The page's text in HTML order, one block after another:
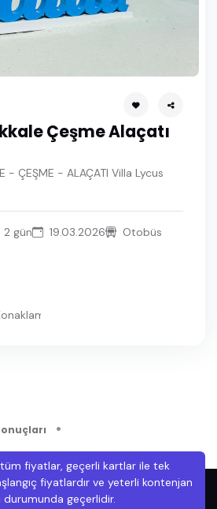
Çeşme Alaçatı
- ÇEŞME - ALAÇATI Villa Lycus
2 gün 19.03.2026 Otobüs
Turlar, Ege Turu, İstanbul
fiyatlar, geçerli kartlar ile tek
fiyatlardır ve yeterli kontenjan
durumunda geçerlidir.